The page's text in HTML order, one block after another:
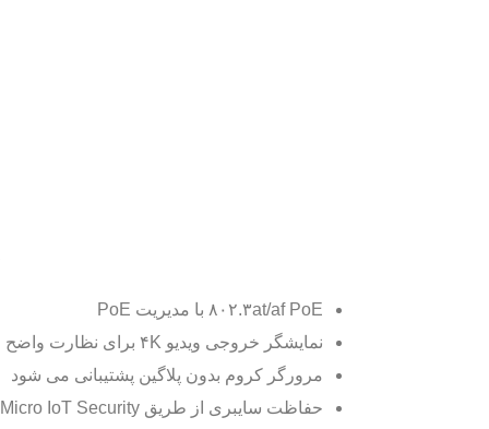
۸۰۲.۳at/af PoE با مدیریت PoE
نمایشگر خروجی ویدیو ۴K برای نظارت واضح
مرورگر کروم بدون پلاگین پشتیبانی می شود
حفاظت سایبری از طریق Trend Micro IoT Security